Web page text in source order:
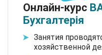
Онлайн-курс
Бухгалтерія
Занятия
хозяйственной